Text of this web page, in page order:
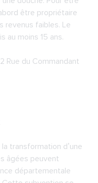
être propriétaire
revenus faibles. Le
au moins 15 ans.
Rue du Commandant
transformation d’une
âgées peuvent
départementale